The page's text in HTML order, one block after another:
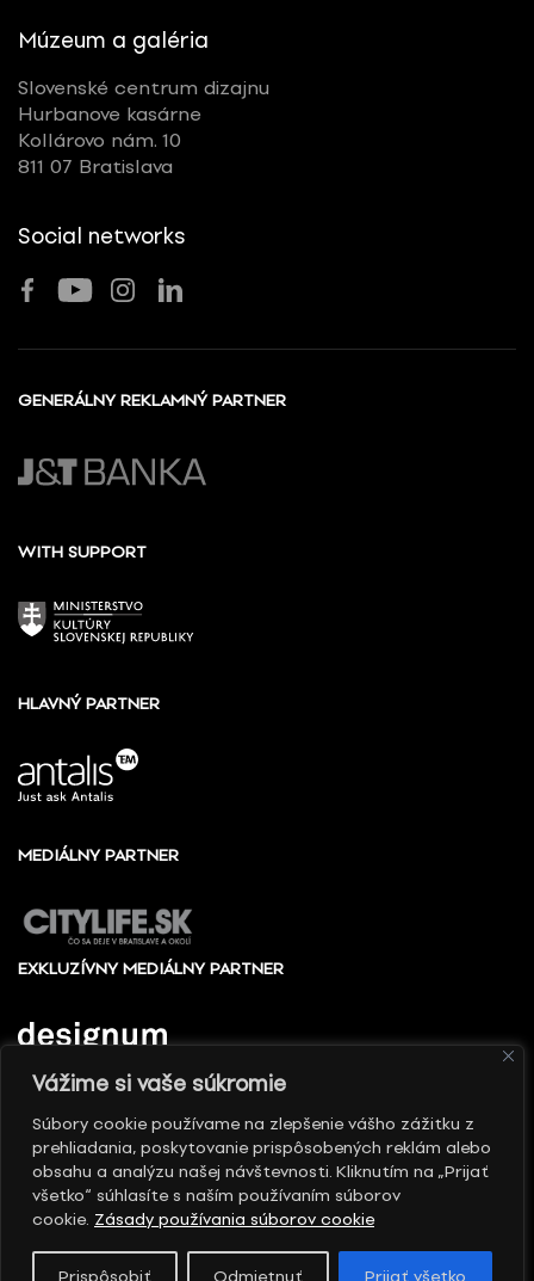
Vážime si vaše súkromie
Súbory cookie používame na zlepšenie vášho zážitku z
prehliadania, poskytovanie prispôsobených reklám alebo
obsahu a analýzu našej návštevnosti. Kliknutím na „Prijať
všetko“ súhlasíte s naším používaním súborov
cookie. Zásady používania súborov cookie
Prispôsobiť Odmietnuť Prijať všetko
Múzeum a galéria
Slovenské centrum dizajnu
Hurbanove kasárne
Kollárovo nám. 10
811 07 Bratislava
Social networks
GENERÁLNY REKLAMNÝ PARTNER
WITH SUPPORT
HLAVNÝ PARTNER
MEDIÁLNY PARTNER
EXKLUZÍVNY MEDIÁLNY PARTNER
© 2010 - 2026 Slovak design center, All rights
reserved